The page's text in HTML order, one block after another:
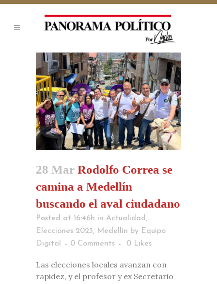
28 Mar Rodolfo Correa se
camina a Medellín
buscando el aval ciudadano
Posted at 16:46h in Actualidad ,
Elecciones 2023, Medellín by Equipo
Digital
0 Comments 0 Likes
Las elecciones locales avanzan con
rapidez, y el profesor y ex Secretario